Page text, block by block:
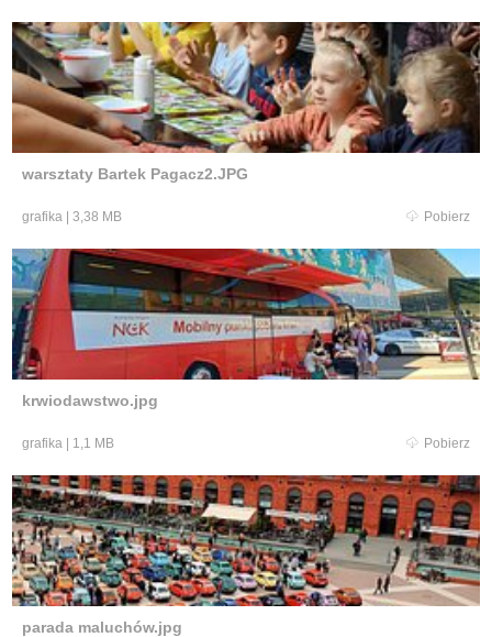
warsztaty Bartek Pagacz2.JPG
grafika | 3,38 MB Pobierz
krwiodawstwo.jpg
grafika | 1,1 MB Pobierz
parada maluchów.jpg